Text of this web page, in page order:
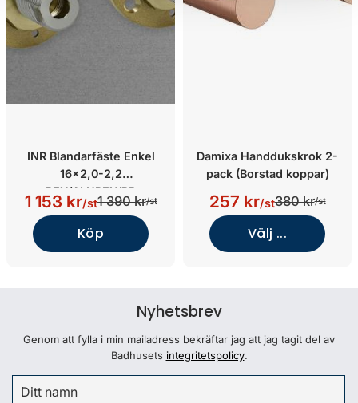
INR Blandarfäste Enkel
16x2,0-2,2
PEX/ALUPEX/PB
1 153 kr/st1 390 kr/st
Köp
Damixa Handdukskrok 2-
pack (Borstad koppar)
257 kr/st380 kr/st
Välj ...
Nyhetsbrev
Genom att fylla i min mailadress bekräftar jag att jag tagit del av
Badhusets integritetspolicy.